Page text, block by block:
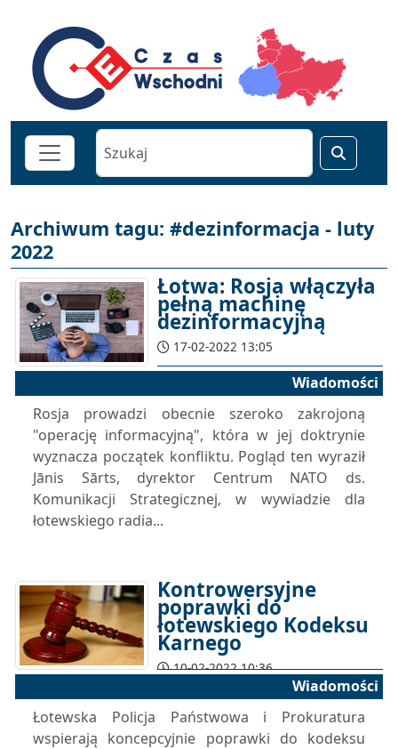
Archiwum tagu: #dezinformacja - luty
2022
Łotwa: Rosja włączyła
pełną machinę
dezinformacyjną
17-02-2022 13:05
Wiadomości
Rosja prowadzi obecnie szeroko zakrojoną
"operację informacyjną", która w jej doktrynie
wyznacza początek konfliktu. Pogląd ten wyraził
Jānis Sārts, dyrektor Centrum NATO ds.
Komunikacji Strategicznej, w wywiadzie dla
łotewskiego radia...
Kontrowersyjne
poprawki do
łotewskiego Kodeksu
Karnego
10-02-2022 10:36
Wiadomości
Łotewska Policja Państwowa i Prokuratura
wspierają koncepcyjnie poprawki do kodeksu